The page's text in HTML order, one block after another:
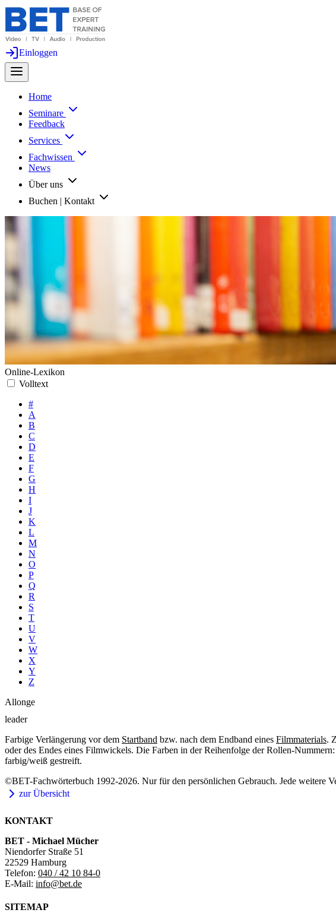
Einloggen
Home
Seminare
Feedback
Services
Fachwissen
News
Über uns
Buchen | Kontakt
Online-Lexikon
Volltext
#
A
B
C
D
E
F
G
H
I
J
K
L
M
N
O
P
Q
R
S
T
U
V
W
X
Y
Z
Allonge
leader
Farbige Verlängerung vor dem Startband bzw. nach dem Endband eines Filmmaterials.
oder des Endes eines Filmwickels. Die Farben in der Reihenfolge der Rollen-
farbig/weiß gestreift.
©BET-Fachwörterbuch 1992-2026. Nur für den persönlichen Gebrauch. Jede weitere
zur Übersicht
KONTAKT
BET - Michael Mücher
Niendorfer Straße 51
22529 Hamburg
Telefon: 040 / 42 10 84-0
E-Mail: info@bet.de
SITEMAP